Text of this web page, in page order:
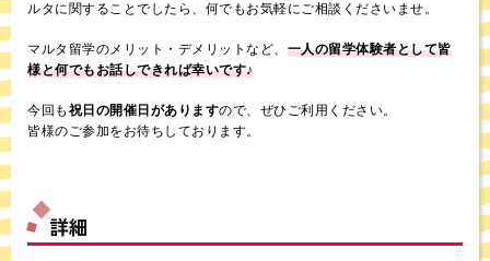
ルタに関することでしたら、何でもお気軽にご相談くださいませ。
マルタ留学のメリット・デメリットなど、 一人の留学体験者として皆
様と何でもお話しできれば幸いです♪
今回も 祝日の開催日がありますので、ぜひご利用ください。
皆様のご参加をお待ちしております。
詳細